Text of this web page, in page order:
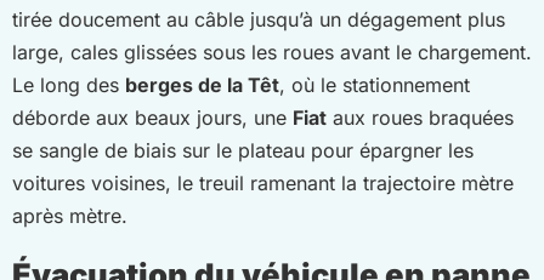
tirée doucement au câble jusqu’à un dégagement plus
large, cales glissées sous les roues avant le chargement.
Le long des berges de la Têt, où le stationnement
déborde aux beaux jours, une Fiat aux roues braquées
se sangle de biais sur le plateau pour épargner les
voitures voisines, le treuil ramenant la trajectoire mètre
après mètre.